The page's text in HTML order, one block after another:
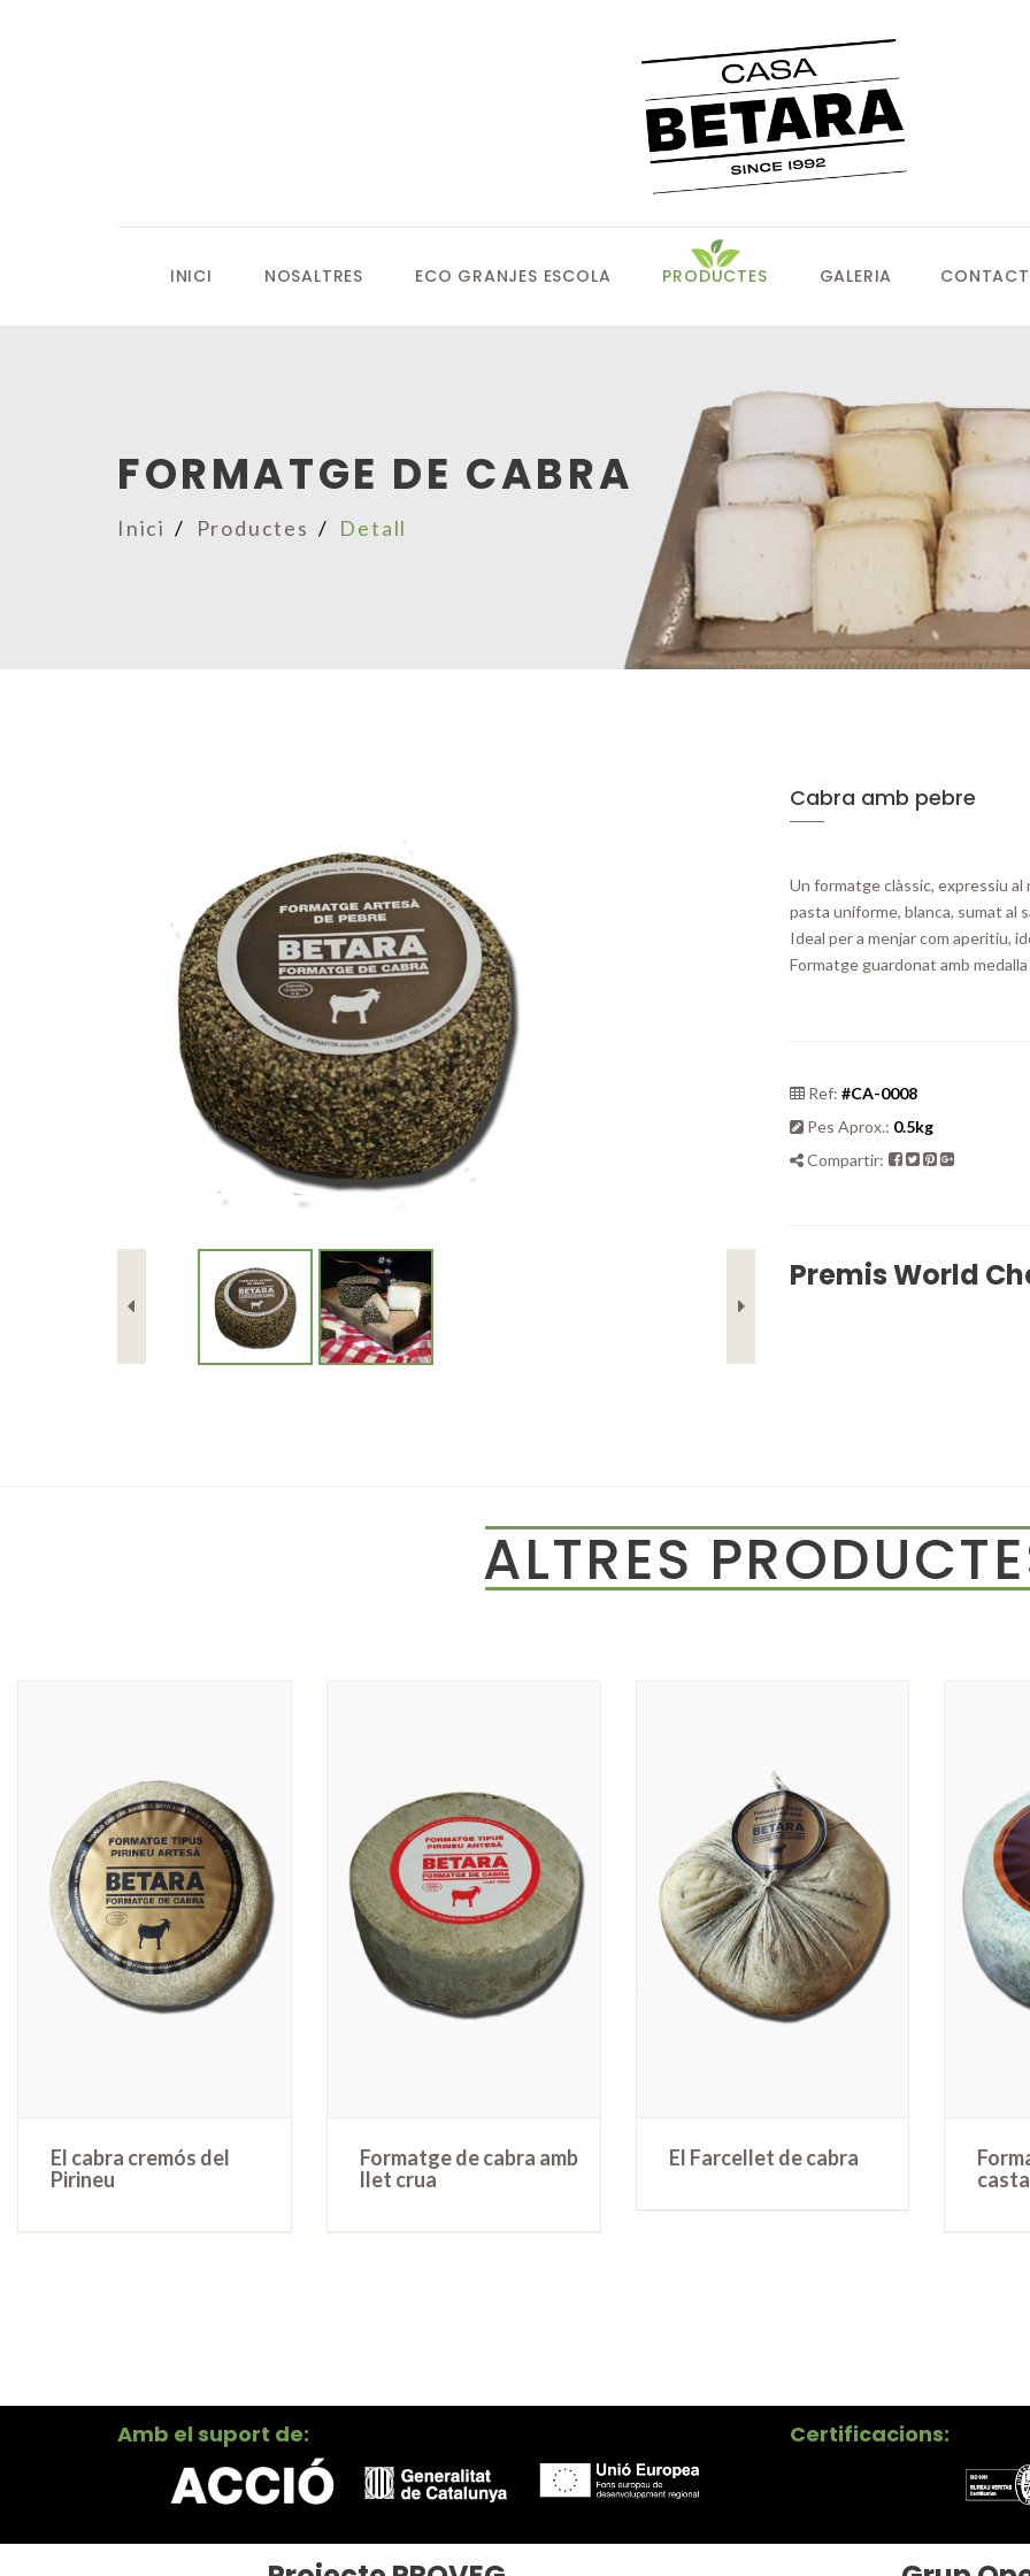
INICI NOSALTRES ECO GRANJES ESCOLA PRODUCTES GALERIA
FORMATGE DE CABRA
Inici Productes Detall
Cabra amb pebre
Un formatge clàssic, expressiu
pasta uniforme, blanca, sumat al
Ideal per a menjar com aperitiu,
Formatge guardonat amb
Ref: #CA-0008
Pes Aprox.: 0.5kg
Compartir:
Premis World
ALTRES
El cabra cremós del
Pirineu
Formatge de cabra amb
llet crua
El Farcellet de cabra
Amb el suport de: Certificacions: